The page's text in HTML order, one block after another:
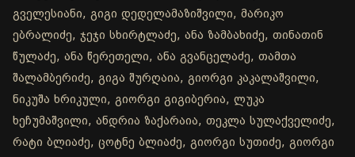
გველესიანი, გიგი დედელამაზიშვილი, მარიკო
ებრალიძე, ჯეჯი სხირტლაძე, ანა ზამბახიძე, თინათინ
წულაძე, ანა წერეთელი, ანა გვანცელაძე, თამთა
შალამბერიძე, გიგა შურღაია, გიორგი კაკალაშვილი,
ნიკუშა ხრიკული, გიორგი გიგიბერია, ლუკა
ხეჩუმაშვილი, ანდრია ზაქარაია, თეკლა სულაქველიძე,
რატი ბლიაძე, ცოტნე ბლიაძე, გიორგი სუთიძე, გიორგი